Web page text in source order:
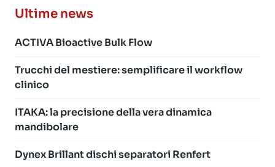
Ultime news
ACTIVA Bioactive Bulk Flow
Trucchi del mestiere: semplificare il workflow
clinico
ITAKA: la precisione della vera dinamica
mandibolare
Dynex Brillant dischi separatori Renfert